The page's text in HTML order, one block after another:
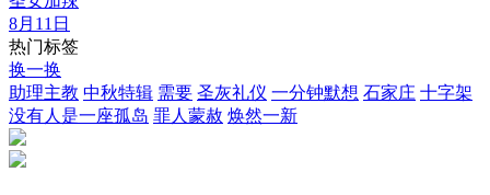
8月11日
热门标签
换一换
助理主教 中秋特辑 需要 圣灰礼仪 一分钟默想 石家庄 十字架
没有人是一座孤岛 罪人蒙赦 焕然一新